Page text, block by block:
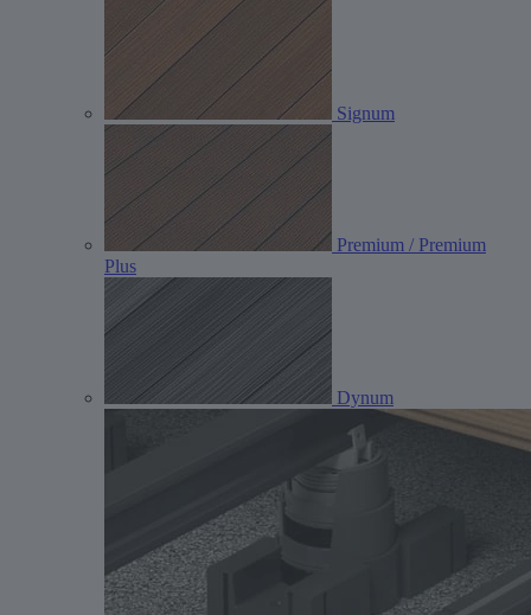
Signum
Premium / Premium
Plus
Dynum